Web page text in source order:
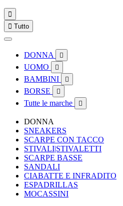

 Tutto
DONNA 
UOMO 
BAMBINI 
BORSE 
Tutte le marche 
DONNA
SNEAKERS
SCARPE CON TACCO
STIVALI|STIVALETTI
SCARPE BASSE
SANDALI
CIABATTE E INFRADITO
ESPADRILLAS
MOCASSINI